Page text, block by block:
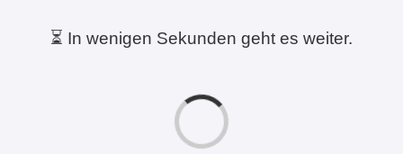
⏳ In wenigen Sekunden geht es weiter.